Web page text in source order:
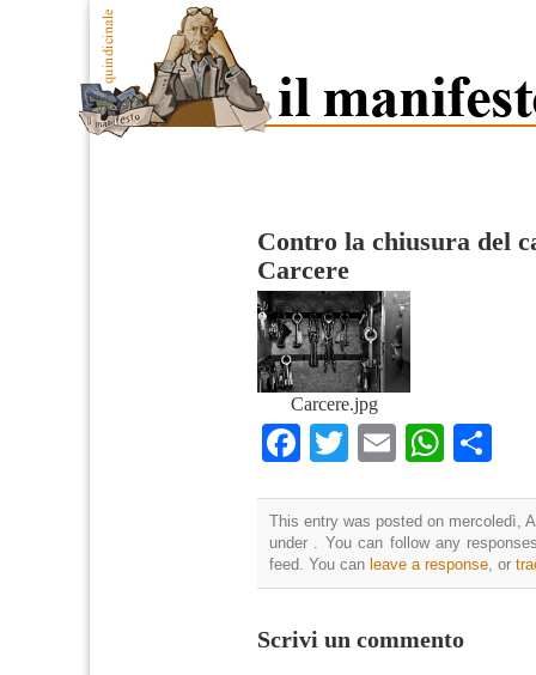
Contro la chiusura del
Carcere
Carcere.jpg
Facebook
TwitterEmail
This entry was posted on mercoledì,
under . You can follow any
feed. You can leave a response, or
Scrivi un commento